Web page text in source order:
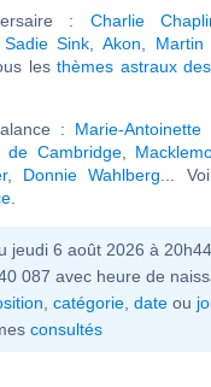
: Charlie
Sadie Sink Akon Martin
lesthèmes astraux
: Marie-Antoinette
de Cambridge,
, Donnie Wahlberg ...
jeudi 6 août 2026 à 20h44
087 avec heure de
catégorie date ou
consultés